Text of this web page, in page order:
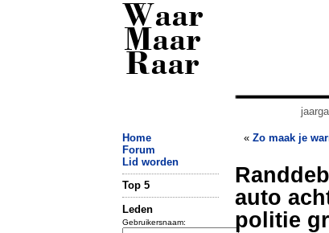
Waar
Maar
Raar
Home
Forum
Lid worden
Top 5
Leden
Gebruikersnaam:
« Zo maak je
auto
politie